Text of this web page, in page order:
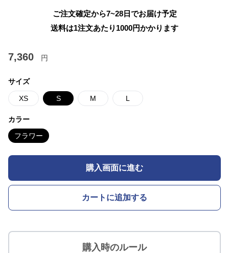
ご注文確定から7~28日でお届け予定
送料は1注文あたり 1000円かかります
7,360 円
サイズ
XS S M L
カラー
フラワー
購入画面に進む
カートに追加する
購入時のルール